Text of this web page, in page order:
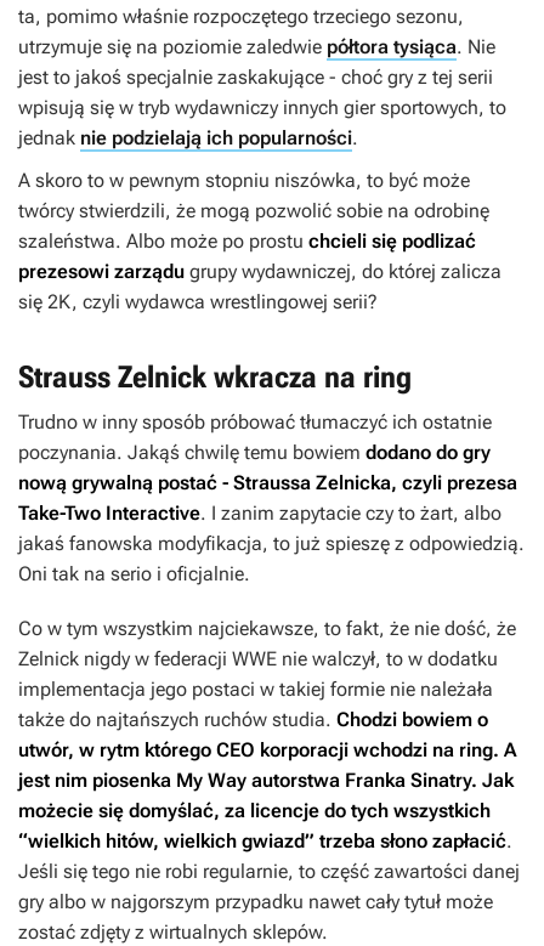
ta, pomimo właśnie rozpoczętego trzeciego sezonu,
utrzymuje się na poziomie zaledwie półtora tysiąca. Nie
jest to jakoś specjalnie zaskakujące - choć gry z tej serii
wpisują się w tryb wydawniczy innych gier sportowych, to
jednak nie podzielają ich popularności.
A skoro to w pewnym stopniu niszówka, to być może
twórcy stwierdzili, że mogą pozwolić sobie na odrobinę
szaleństwa. Albo może po prostu chcieli się podlizać
prezesowi zarządu grupy wydawniczej, do której zalicza
się 2K, czyli wydawca wrestlingowej serii?
Strauss Zelnick wkracza na ring
Trudno w inny sposób próbować tłumaczyć ich ostatnie
poczynania. Jakąś chwilę temu bowiem dodano do gry
nową grywalną postać - Straussa Zelnicka, czyli prezesa
Take-Two Interactive. I zanim zapytacie czy to żart, albo
jakaś fanowska modyfikacja, to już spieszę z odpowiedzią.
Oni tak na serio i oficjalnie.
Co w tym wszystkim najciekawsze, to fakt, że nie dość, że
Zelnick nigdy w federacji WWE nie walczył, to w dodatku
implementacja jego postaci w takiej formie nie należała
także do najtańszych ruchów studia. Chodzi bowiem o
utwór, w rytm którego CEO korporacji wchodzi na ring. A
jest nim piosenka My Way autorstwa Franka Sinatry. Jak
możecie się domyślać, za licencje do tych wszystkich
“wielkich hitów, wielkich gwiazd” trzeba słono zapłacić.
Jeśli się tego nie robi regularnie, to część zawartości danej
gry albo w najgorszym przypadku nawet cały tytuł może
zostać zdjęty z wirtualnych sklepów.